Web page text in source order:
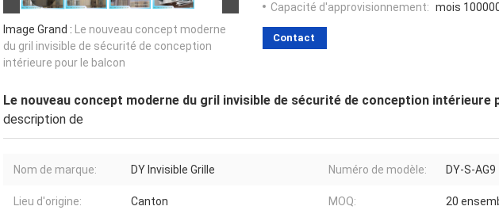
Image Grand : Le nouveau concept moderne
du gril invisible de sécurité de conception
intérieure pour le balcon
Capacité d'approvisionnement: mois
Contact
Le nouveau concept moderne du gril invisible de sécurité de conception intérieure
description de
Nom de marque: DY Invisible Grille Numéro de modèle: DY-S-AG9
Lieu d'origine: Canton MOQ: 20